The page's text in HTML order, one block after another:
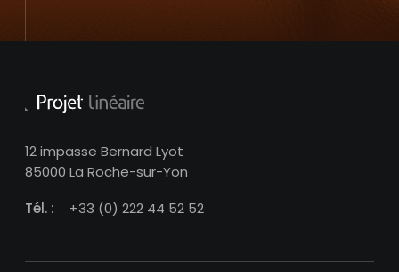
12 impasse Bernard Lyot
85000 La Roche-sur-Yon
Tél. :
+33 (0) 222 44 52 52